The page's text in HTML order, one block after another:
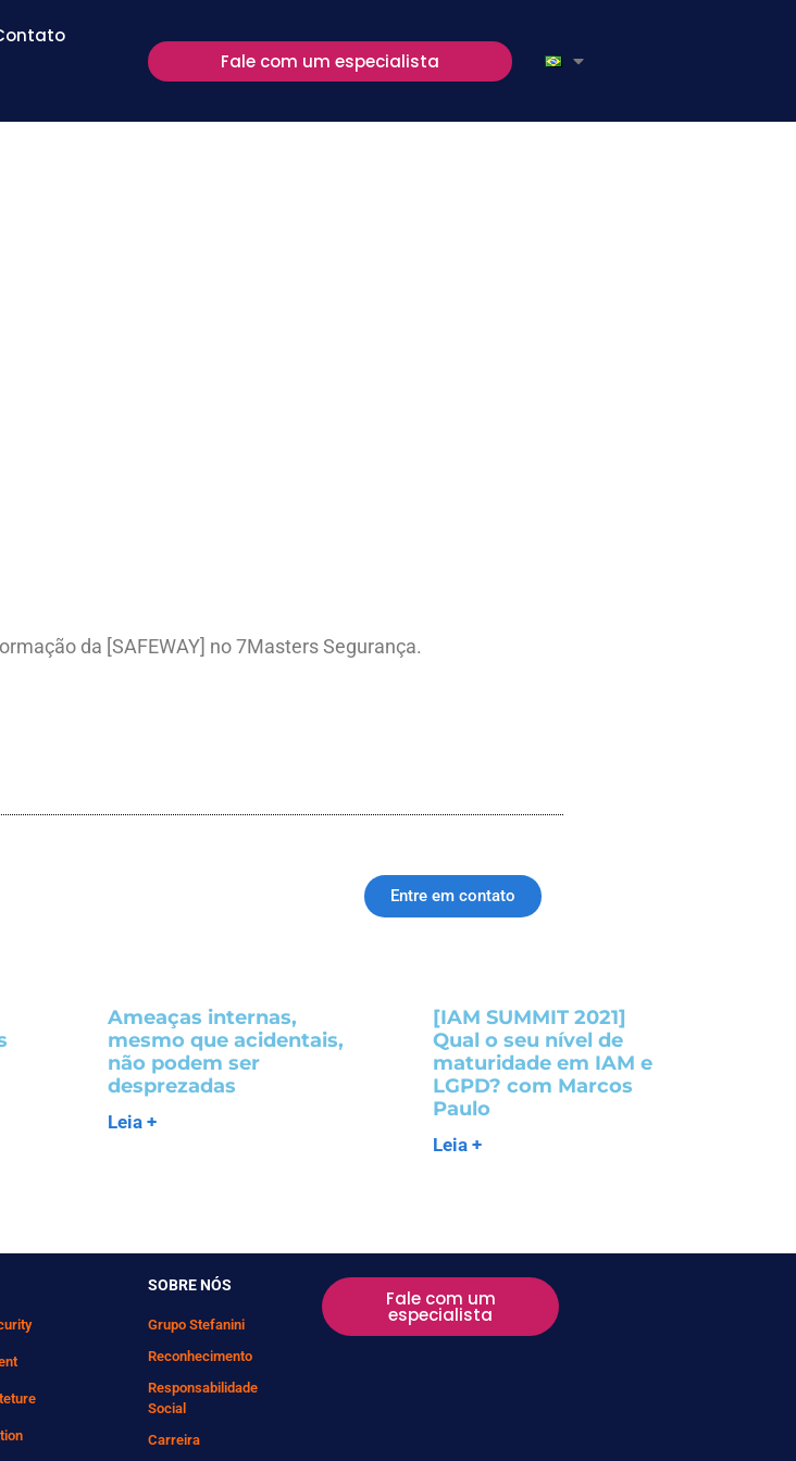
Fale com um especialista
da [SAFEWAY] no 7Masters Segurança.
Entre em contato
Ameaças internas,
mesmo que acidentais,
não podem ser
desprezadas
Leia +
[IAM SUMMIT 2021]
Qual o seu nível de
maturidade em IAM e
LGPD? com Marcos
Paulo
Leia +
SOBRE NÓS
Grupo Stefanini
Reconhecimento
Responsabilidade
Social
Carreira
Fale com um
especialista